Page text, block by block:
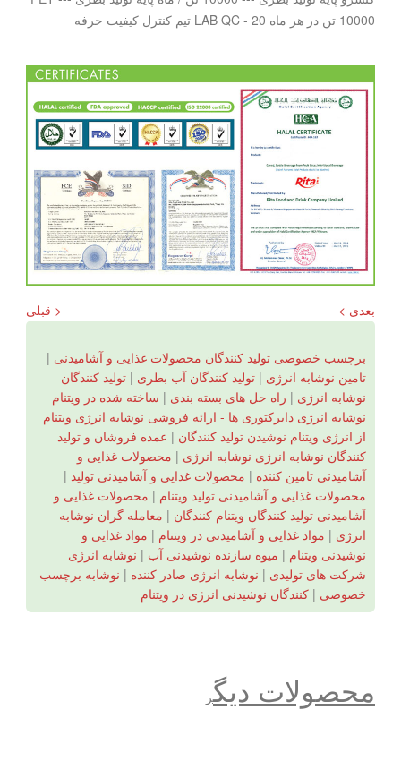
10000 تن در هر ماه LAB QC - 20 تیم کنترل کیفیت حرفه
< قبلی بعدی >
برچسب خصوصی تولید کنندگان محصولات غذایی و آشامیدنی |
تامین نوشابه انرژی | تولید کنندگان آب بطری | تولید کنندگان
نوشابه انرژی | راه حل های بسته بندی | ساخته شده در ویتنام
نوشابه انرژی دایرکتوری ها - ارائه فروشی نوشابه انرژی ویتنام
از انرژی ویتنام نوشیدن تولید کنندگان | عمده فروشان و تولید
کنندگان نوشابه انرژی نوشابه انرژی | محصولات غذایی و
آشامیدنی تامین کننده | محصولات غذایی و آشامیدنی تولید |
محصولات غذایی و آشامیدنی تولید ویتنام | محصولات غذایی و
آشامیدنی تولید کنندگان ویتنام کنندگان | معامله گران نوشابه
انرژی | مواد غذایی و آشامیدنی در ویتنام | مواد غذایی و
نوشیدنی ویتنام | میوه سازنده نوشیدنی آب | نوشابه انرژی
شرکت های تولیدی | نوشابه انرژی صادر کننده | نوشابه برچسب
خصوصی | کنندگان نوشیدنی انرژی در ویتنام
محصولات دیگر